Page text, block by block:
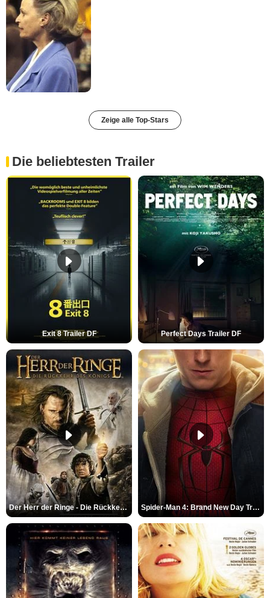
Zeige alle Top-Stars
Die beliebtesten Trailer
Exit 8 Trailer DF Perfect Days Trailer DF
Der Herr der Ringe - Die Rückkehr des Königs Trailer OV Spider-Man 4: Brand New Day Trailer (3) DF